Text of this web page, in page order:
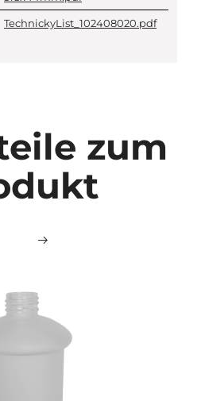
TechnickyList_102408020.pdf
zum